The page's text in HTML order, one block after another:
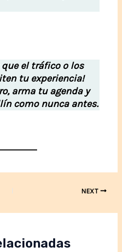
que el tráfico o los
tu experiencia!
arma tu agenda y
como nunca antes.
NEXT